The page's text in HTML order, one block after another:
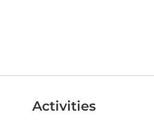
Activities